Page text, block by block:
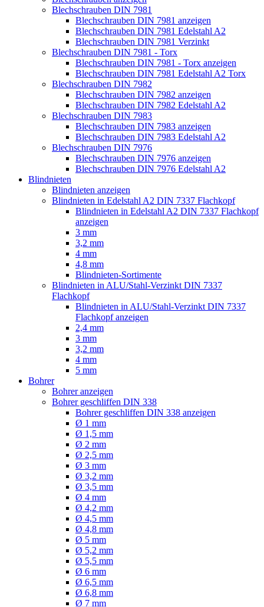
Blechschrauben DIN 7981
Blechschrauben DIN 7981 anzeigen
Blechschrauben DIN 7981 Edelstahl A2
Blechschrauben DIN 7981 Verzinkt
Blechschrauben DIN 7981 - Torx
Blechschrauben DIN 7981 - Torx anzeigen
Blechschrauben DIN 7981 Edelstahl A2 Torx
Blechschrauben DIN 7982
Blechschrauben DIN 7982 anzeigen
Blechschrauben DIN 7982 Edelstahl A2
Blechschrauben DIN 7983
Blechschrauben DIN 7983 anzeigen
Blechschrauben DIN 7983 Edelstahl A2
Blechschrauben DIN 7976
Blechschrauben DIN 7976 anzeigen
Blechschrauben DIN 7976 Edelstahl A2
Blindnieten
Blindnieten anzeigen
Blindnieten in Edelstahl A2 DIN 7337 Flachkopf
Blindnieten in Edelstahl A2 DIN 7337 Flachkopf
anzeigen
3 mm
3,2 mm
4 mm
4,8 mm
Blindnieten-Sortimente
Blindnieten in ALU/Stahl-Verzinkt DIN 7337
Flachkopf
Blindnieten in ALU/Stahl-Verzinkt DIN 7337
Flachkopf anzeigen
2,4 mm
3 mm
3,2 mm
4 mm
5 mm
Bohrer
Bohrer anzeigen
Bohrer geschliffen DIN 338
Bohrer geschliffen DIN 338 anzeigen
Ø 1 mm
Ø 1,5 mm
Ø 2 mm
Ø 2,5 mm
Ø 3 mm
Ø 3,2 mm
Ø 3,5 mm
Ø 4 mm
Ø 4,2 mm
Ø 4,5 mm
Ø 4,8 mm
Ø 5 mm
Ø 5,2 mm
Ø 5,5 mm
Ø 6 mm
Ø 6,5 mm
Ø 6,8 mm
Ø 7 mm